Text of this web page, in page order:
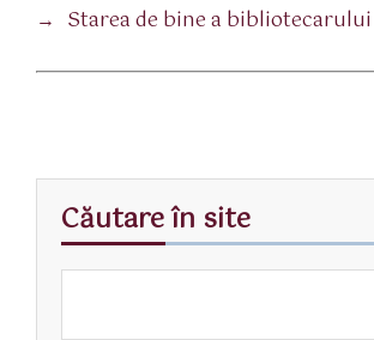
→ Starea de bine a bibliotecarului
Căutare în site